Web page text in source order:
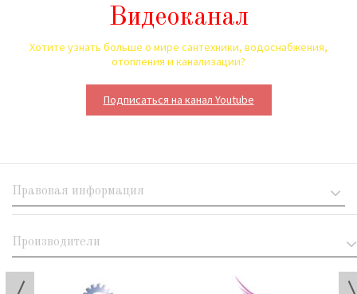
Видеоканал
Хотите узнать больше о мире сантехники, водоснабжения,
отопления и канализации?
Подписаться на канал Youtube
Правовая информация
Производители